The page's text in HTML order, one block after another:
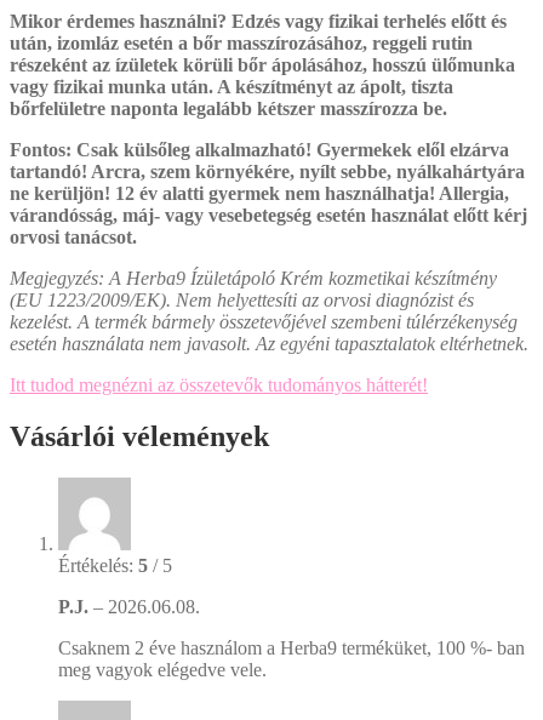
Mikor érdemes használni? Edzés vagy fizikai terhelés előtt és
után, izomláz esetén a bőr masszírozásához, reggeli rutin
részeként az ízületek körüli bőr ápolásához, hosszú ülőmunka
vagy fizikai munka után. A készítményt az ápolt, tiszta
bőrfelületre naponta legalább kétszer masszírozza be.
Fontos: Csak külsőleg alkalmazható! Gyermekek elől elzárva
tartandó! Arcra, szem környékére, nyílt sebbe, nyálkahártyára
ne kerüljön! 12 év alatti gyermek nem használhatja! Allergia,
várandósság, máj- vagy vesebetegség esetén használat előtt kérj
orvosi tanácsot.
Megjegyzés: A Herba9 Ízületápoló Krém kozmetikai készítmény
(EU 1223/2009/EK). Nem helyettesíti az orvosi diagnózist és
kezelést. A termék bármely összetevőjével szembeni túlérzékenység
esetén használata nem javasolt. Az egyéni tapasztalatok eltérhetnek.
Itt tudod megnézni az összetevők tudományos hátterét!
Vásárlói vélemények
Értékelés: 5 / 5
P.J. – 2026.06.08.
Csaknem 2 éve használom a Herba9 terméküket, 100 %- ban
meg vagyok elégedve vele.